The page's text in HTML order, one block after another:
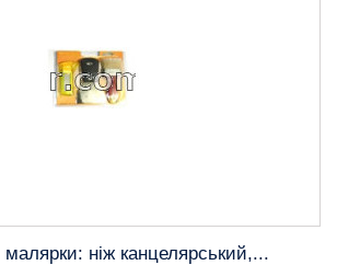
ніж канцелярський,...